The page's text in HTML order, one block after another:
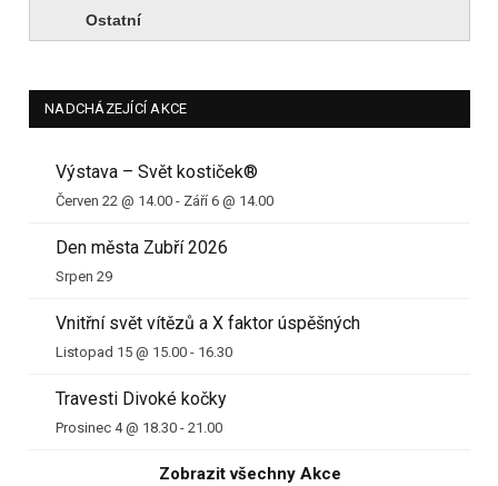
Ostatní
NADCHÁZEJÍCÍ AKCE
Výstava – Svět kostiček®
Červen 22 @ 14.00 - Září 6 @ 14.00
Den města Zubří 2026
Srpen 29
Vnitřní svět vítězů a X faktor úspěšných
Listopad 15 @ 15.00 - 16.30
Travesti Divoké kočky
Prosinec 4 @ 18.30 - 21.00
Zobrazit všechny Akce